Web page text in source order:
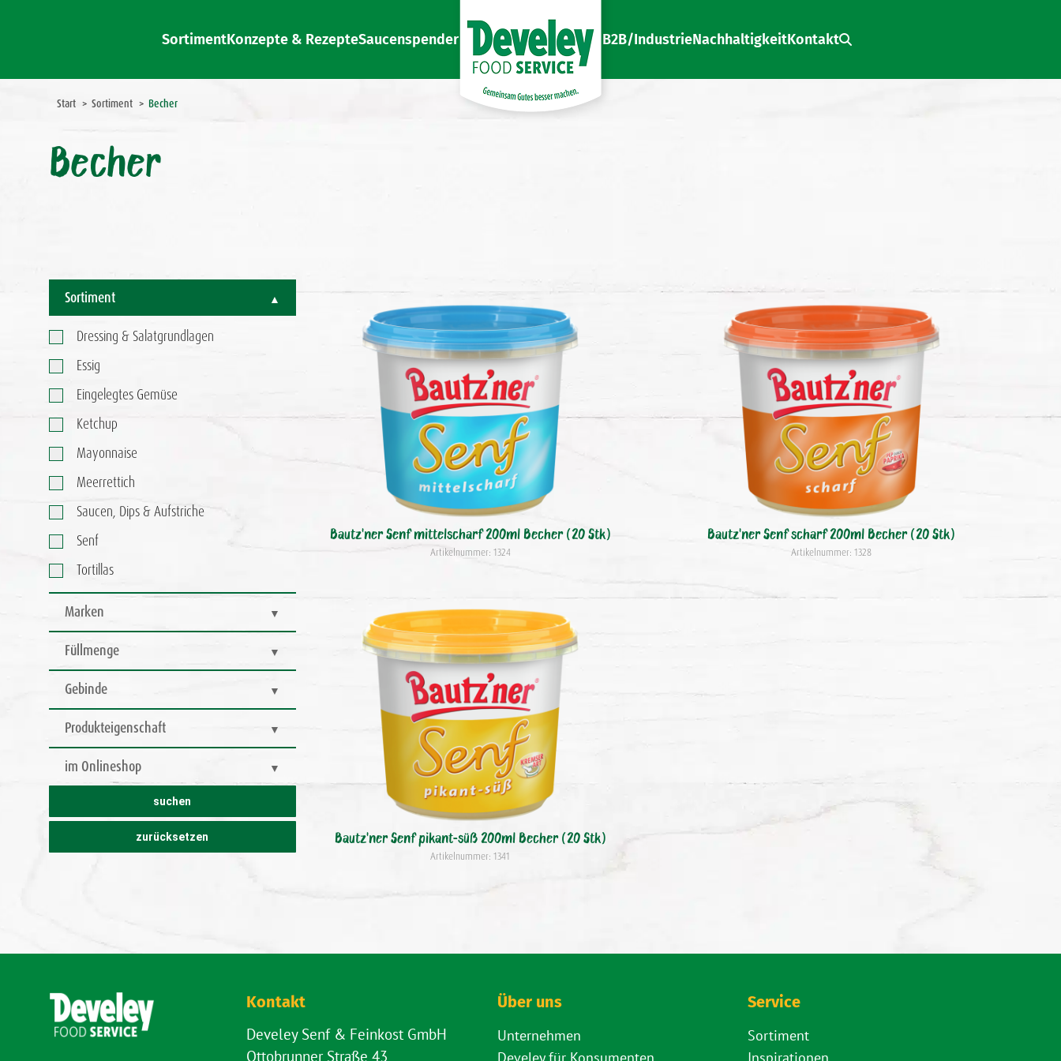
Develey Food Service
Gemeinsam Gutes besser machen
SortimentKonzepte & RezepteSaucenspender B2B/IndustrieNachhaltigkeitKontaktSearch:
Start Sortiment Becher
Becher
Sortiment
Dressing & Salatgrundlagen
Essig
Eingelegtes Gemüse
Ketchup
Mayonnaise
Meerrettich
Saucen, Dips & Aufstriche
Senf
Tortillas
Marken
Füllmenge
Gebinde
Produkteigenschaft
im Onlineshop
Bautz'ner Senf mittelscharf 200ml Becher (20 Stk)
Artikelnummer: 1324
Bautz'ner Senf scharf 200ml Becher (20 Stk)
Artikelnummer: 1328
Bautz'ner Senf pikant-süß 200ml Becher (20 Stk)
Artikelnummer: 1341
Kontakt
Develey Senf & Feinkost GmbH
Ottobrunner Straße 43
Über uns
Unternehmen
Service
Sortiment